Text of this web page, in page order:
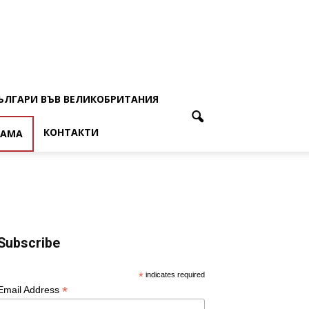
ВЪВ ВЕЛИКОБРИТАНИЯ
КОНТАКТИ
* indicates required
Address *